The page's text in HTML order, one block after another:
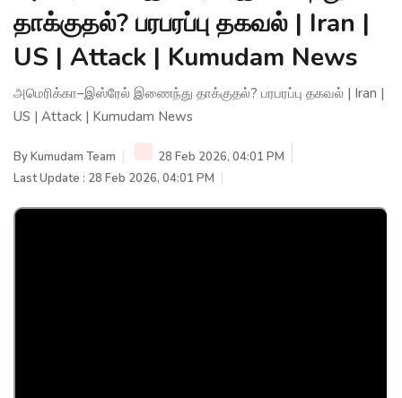
தாக்குதல்? பரபரப்பு தகவல் | Iran |
US | Attack | Kumudam News
அமெரிக்கா–இஸ்ரேல் இணைந்து தாக்குதல்? பரபரப்பு தகவல் | Iran |
US | Attack | Kumudam News
ByKumudam Team
28 Feb 2026, 04:01 PM
Last Update : 28 Feb 2026, 04:01 PM